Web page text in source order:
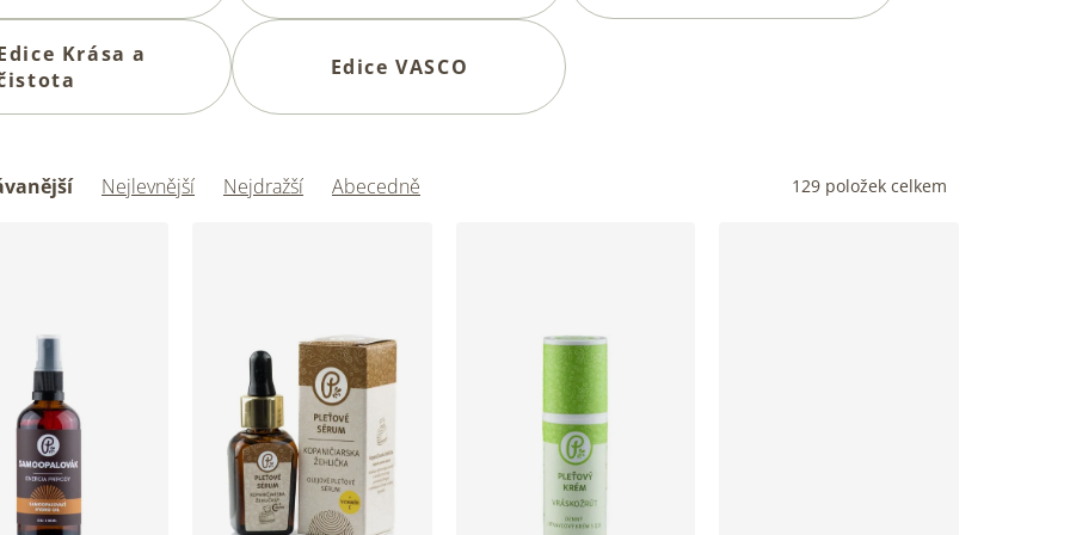
Krása a
Edice VASCO
Nejlevnější Nejdražší Abecedně 129 položek celkem